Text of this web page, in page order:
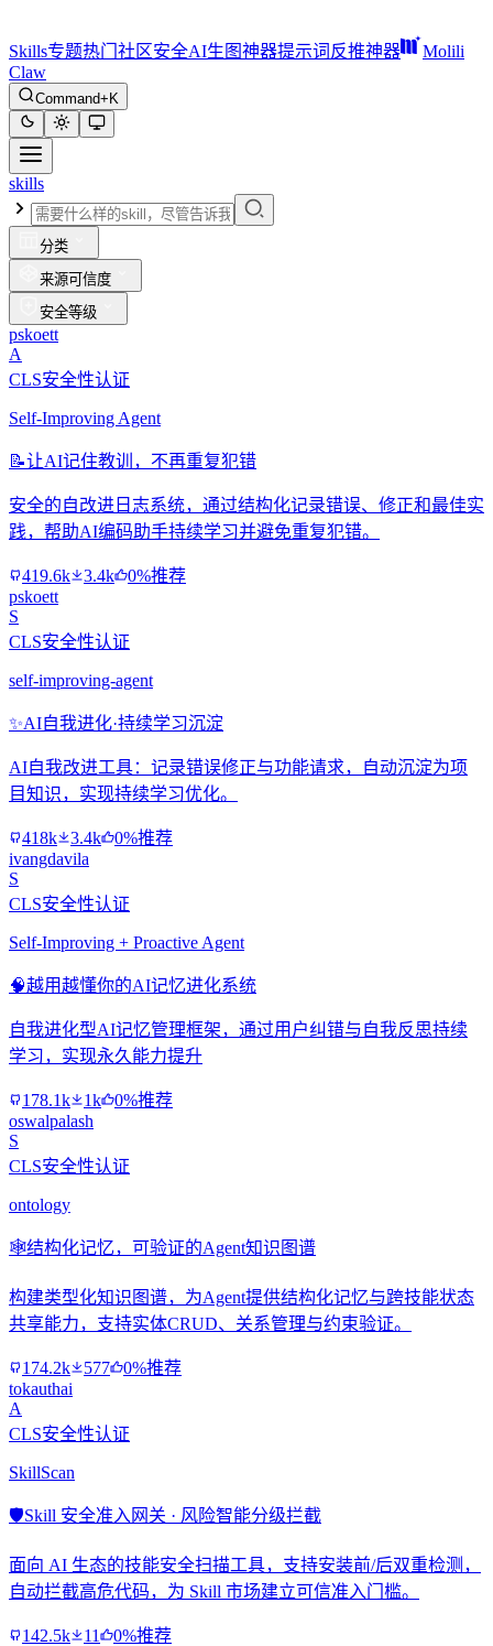
Skills专题热门 社区安全AI生图神器提示词反推神器
Molili
Claw
Command+K
skills
分类
来源可信度
安全等级
pskoett
A
CLS安全性认证
Self-Improving Agent
📝让AI记住教训，不再重复犯错
安全的自改进日志系统，通过结构化记录错误、修正和最佳实
践，帮助AI编码助手持续学习并避免重复犯错。
419.6k 3.4k
0%推荐
pskoett
S
CLS安全性认证
self-improving-agent
✨AI自我进化·持续学习沉淀
AI自我改进工具：记录错误修正与功能请求，自动沉淀为项
目知识，实现持续学习优化。
418k 3.4k
0%推荐
ivangdavila
S
CLS安全性认证
Self-Improving + Proactive Agent
🧠越用越懂你的AI记忆进化系统
自我进化型AI记忆管理框架，通过用户纠错与自我反思持续
学习，实现永久能力提升
178.1k 1k
0%推荐
oswalpalash
S
CLS安全性认证
ontology
🕸️结构化记忆，可验证的Agent知识图谱
构建类型化知识图谱，为Agent提供结构化记忆与跨技能状态
共享能力，支持实体CRUD、关系管理与约束验证。
174.2k 577
0%推荐
tokauthai
A
CLS安全性认证
SkillScan
🛡️Skill 安全准入网关 · 风险智能分级拦截
面向 AI 生态的技能安全扫描工具，支持安装前/后双重检测，
自动拦截高危代码，为 Skill 市场建立可信准入门槛。
142.5k 11
0%推荐